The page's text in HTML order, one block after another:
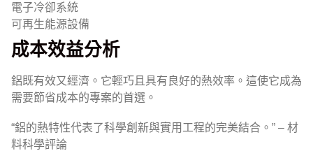
電子冷卻系統
可再生能源設備
成本效益分析
鋁既有效又經濟。它輕巧且具有良好的熱效率。這使它成為
需要節省成本的專案的首選。
“鋁的熱特性代表了科學創新與實用工程的完美結合。” – 材
料科學評論